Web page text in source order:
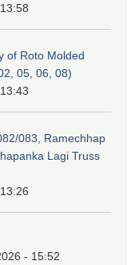
of Roto Molded
05, 06, 08)
083, Ramechhap
Lagi Truss
- 15:52